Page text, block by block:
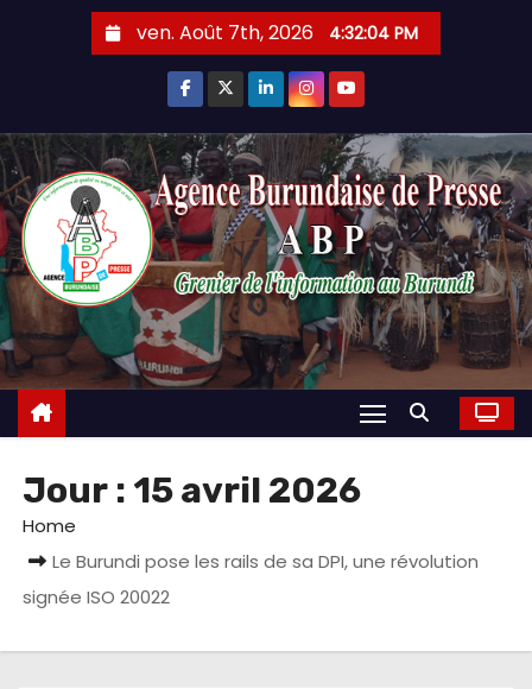
ven. Août 7th, 2026 4:32:05 PM
Jour : 15 avril 2026
Home
Le Burundi pose les rails de sa DPI, une révolution
signée ISO 20022